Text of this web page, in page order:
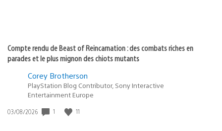
Compte rendu de Beast of Reincarnation : des combats riches en
parades et le plus mignon des chiots mutants
Corey Brotherson
PlayStation Blog Contributor, Sony Interactive
Entertainment Europe
Date
03/08/2026 1 11